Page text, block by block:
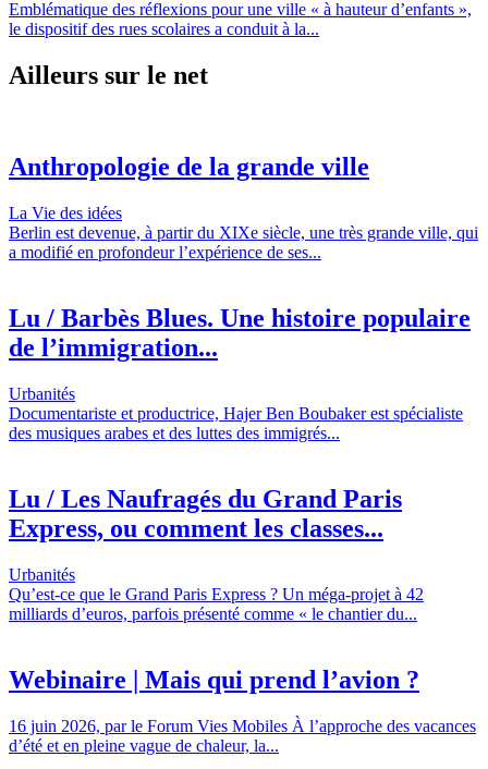
Emblématique des réflexions pour une ville « à hauteur d’enfants »,
le dispositif des rues scolaires a conduit à la...
Ailleurs sur le net
Anthropologie de la grande ville
La Vie des idées
Berlin est devenue, à partir du XIXe siècle, une très grande ville, qui
a modifié en profondeur l’expérience de ses...
Lu / Barbès Blues. Une histoire populaire
de l’immigration...
Urbanités
Documentariste et productrice, Hajer Ben Boubaker est spécialiste
des musiques arabes et des luttes des immigrés...
Lu / Les Naufragés du Grand Paris
Express, ou comment les classes...
Urbanités
Qu’est-ce que le Grand Paris Express ? Un méga-projet à 42
milliards d’euros, parfois présenté comme « le chantier du...
Webinaire | Mais qui prend l’avion ?
16 juin 2026, par le Forum Vies Mobiles À l’approche des vacances
d’été et en pleine vague de chaleur, la...